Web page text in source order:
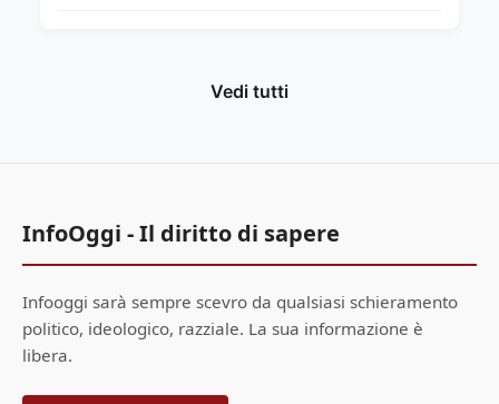
Vedi tutti
InfoOggi - Il diritto di sapere
Infooggi sarà sempre scevro da qualsiasi schieramento
politico, ideologico, razziale. La sua informazione è
libera.